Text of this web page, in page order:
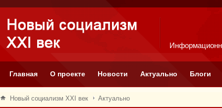
Главная О проекте Новости Актуально Блоги
Новый социализм XXI век Актуально